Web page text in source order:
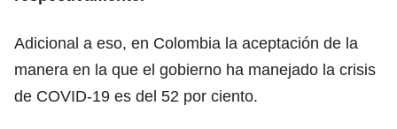
Adicional a eso, en Colombia la aceptación de la
manera en la que el gobierno ha manejado la crisis
de COVID-19 es del 52 por ciento.